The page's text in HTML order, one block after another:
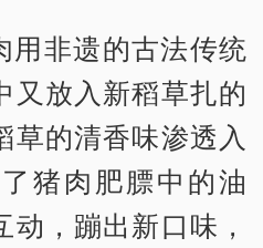
用非遗的古法传统
又放入新稻草扎的
草的清香味渗透入
猪肉肥膘中的油
，蹦出新口味，